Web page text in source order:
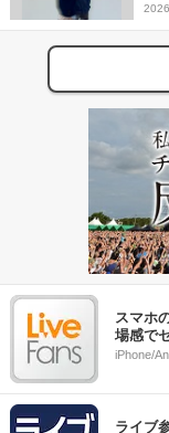
スマホ
場感で
iPhone/
ライブ